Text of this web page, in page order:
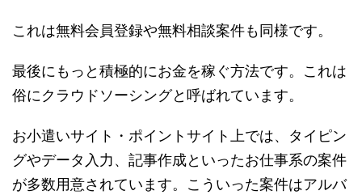
これは無料会員登録や無料相談案件も同様です。
最後にもっと積極的にお金を稼ぐ方法です。これは
俗にクラウドソーシングと呼ばれています。
お小遣いサイト・ポイントサイト上では、タイピン
グやデータ入力、記事作成といったお仕事系の案件
が多数用意されています。こういった案件はアルバ